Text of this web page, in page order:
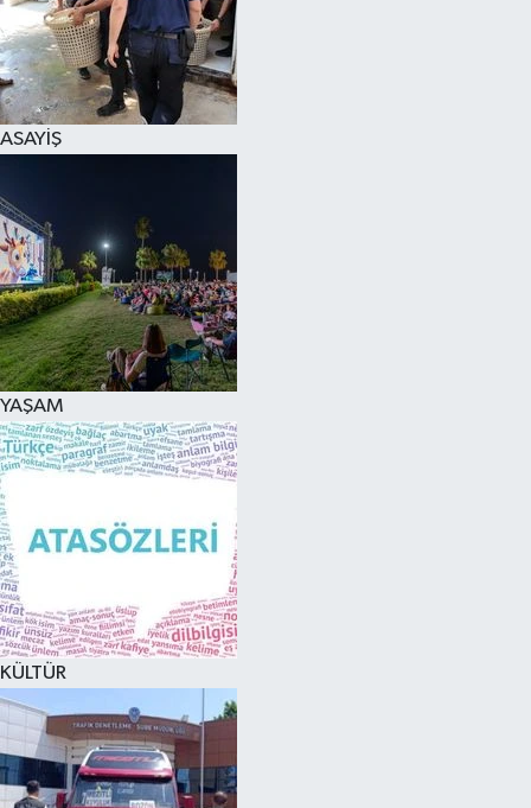
ASAYİŞ
YAŞAM
KÜLTÜR